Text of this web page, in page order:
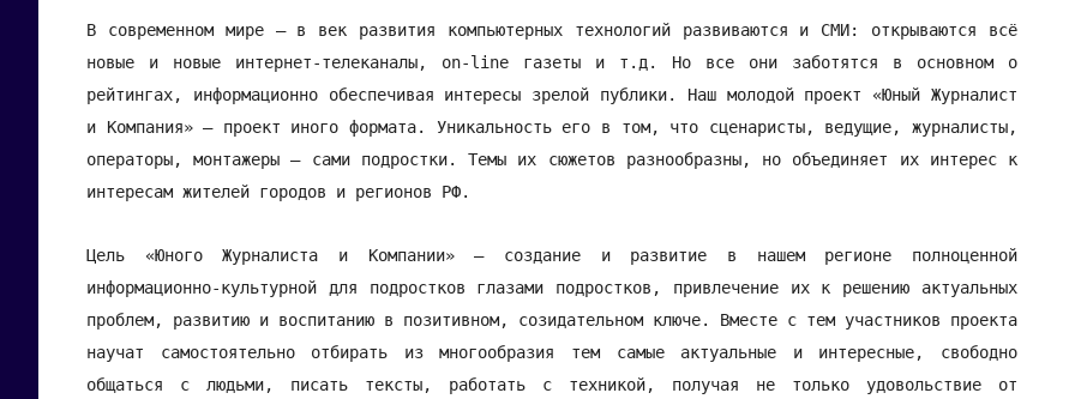
В современном мире – в век развития компьютерных технологий развиваются и СМИ: открываются всё
новые и новые интернет-телеканалы, on-line газеты и т.д. Но все они заботятся в основном о
рейтингах, информационно обеспечивая интересы зрелой публики. Наш молодой проект «Юный Журналист
и Компания» – проект иного формата. Уникальность его в том, что сценаристы, ведущие, журналисты,
операторы, монтажеры – сами подростки. Темы их сюжетов разнообразны, но объединяет их интерес к
интересам жителей городов и регионов РФ.
Цель «Юного Журналиста и Компании» – создание и развитие в нашем регионе полноценной
информационно-культурной для подростков глазами подростков, привлечение их к решению актуальных
проблем, развитию и воспитанию в позитивном, созидательном ключе. Вместе с тем участников проекта
научат самостоятельно отбирать из многообразия тем самые актуальные и интересные, свободно
общаться с людьми, писать тексты, работать с техникой, получая не только удовольствие от